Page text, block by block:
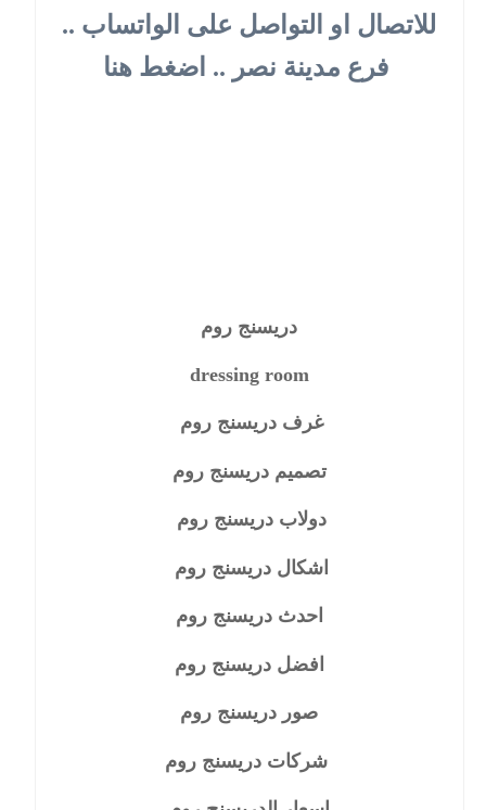
للاتصال او التواصل على الواتساب ..
دريسنج روم
dressing room
غرف دريسنج روم
تصميم دريسنج روم
دولاب دريسنج روم
اشكال دريسنج روم
احدث دريسنج روم
افضل دريسنج روم
صور دريسنج روم
شركات دريسنج روم